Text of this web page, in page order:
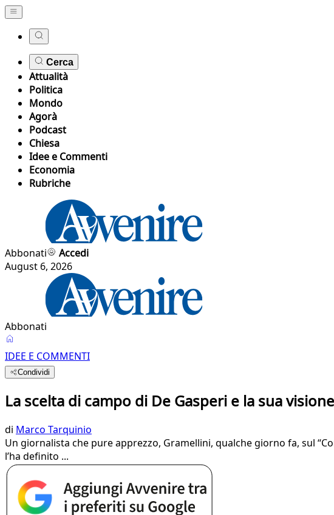
Cerca
Attualità
Politica
Mondo
Agorà
Podcast
Chiesa
Idee e Commenti
Economia
Rubriche
Abbonati
Accedi
August 6, 2026
Abbonati
IDEE E COMMENTI
Condividi
La scelta di campo di De Gasperi e la sua
di Marco Tarquinio
Un giornalista che pure apprezzo, Gramellini, qualche giorno fa, sul
l’ha definito ...